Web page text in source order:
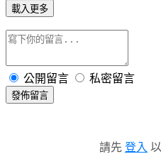
載入更多
公開留言 私密留言
發佈留言
請先 登入